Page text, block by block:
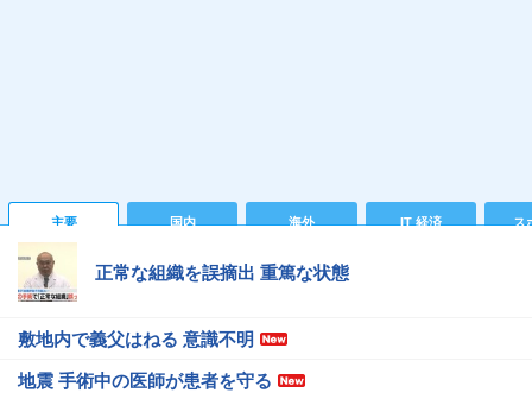
主要 国内 海外 IT 経済 ス
正常な組織を誤摘出 重篤な状態
敷地内で義父はねる 意識不明
地震 手術中の医師が患者を守る